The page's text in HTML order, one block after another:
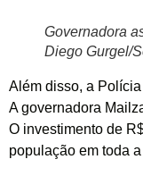
Governadora
Diego Gurgel/
Além disso, a
A governadora
O investimento de
população em toda